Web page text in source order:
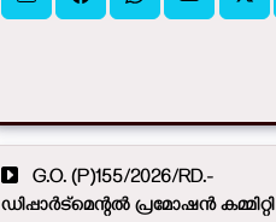
G.O. (P)155/2026/RD.-
ഡിപ്പാർട്മെന്റൽ പ്രമോഷൻ കമ്മിറ്റി